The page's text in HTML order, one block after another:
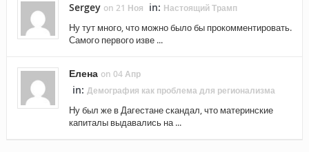
Sergey on 21 Ноя in: Настоящий Трамп
Ну тут много, что можно было бы прокомментировать.
Самого первого изве ...
Елена on 04 Апр
in: Демография как проблема для регионализма
Ну был же в Дагестане скандал, что материнские
капиталы выдавались на ...